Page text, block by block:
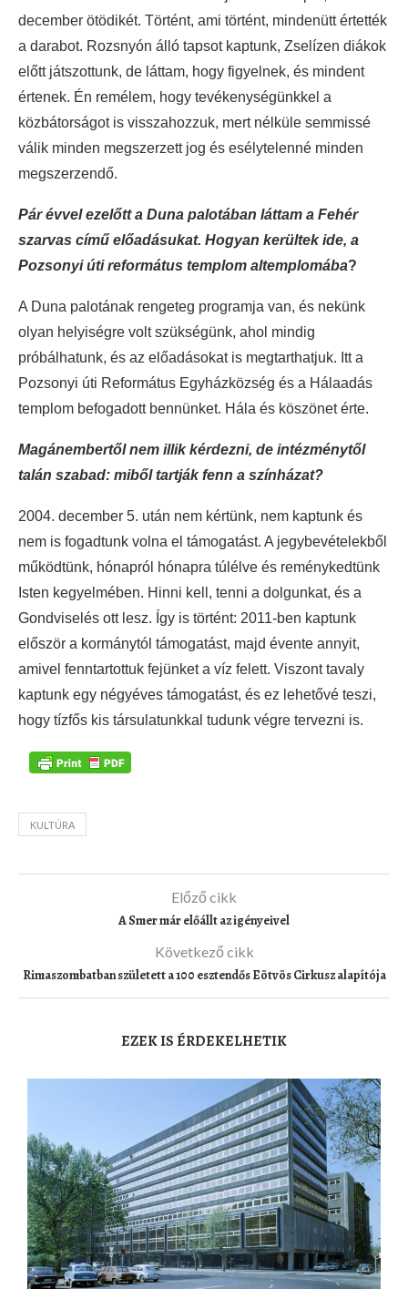
december ötödikét. Történt, ami történt, mindenütt értették
a darabot. Rozsnyón álló tapsot kaptunk, Zselízen diákok
előtt játszottunk, de láttam, hogy figyelnek, és mindent
értenek. Én remélem, hogy tevékenységünkkel a
közbátorságot is visszahozzuk, mert nélküle semmissé
válik minden megszerzett jog és esélytelenné minden
megszerzendő.
Pár évvel ezelőtt a Duna palotában láttam a Fehér
szarvas című előadásukat. Hogyan kerültek ide, a
Pozsonyi úti református templom altemplomába?
A Duna palotának rengeteg programja van, és nekünk
olyan helyiségre volt szükségünk, ahol mindig
próbálhatunk, és az előadásokat is megtarthatjuk. Itt a
Pozsonyi úti Református Egyházközség és a Hálaadás
templom befogadott bennünket. Hála és köszönet érte.
Magánembertől nem illik kérdezni, de intézménytől
talán szabad: miből tartják fenn a színházat?
2004. december 5. után nem kértünk, nem kaptunk és
nem is fogadtunk volna el támogatást. A jegybevételekből
működtünk, hónapról hónapra túlélve és reménykedtünk
Isten kegyelmében. Hinni kell, tenni a dolgunkat, és a
Gondviselés ott lesz. Így is történt: 2011-ben kaptunk
először a kormánytól támogatást, majd évente annyit,
amivel fenntartottuk fejünket a víz felett. Viszont tavaly
kaptunk egy négyéves támogatást, és ez lehetővé teszi,
hogy tízfős kis társulatunkkal tudunk végre tervezni is.
KULTÚRA
Előző cikk
A Smer már előállt az igényeivel
Következő cikk
Rimaszombatban született a 100 esztendős Eötvös Cirkusz alapítója
EZEK IS ÉRDEKELHETIK